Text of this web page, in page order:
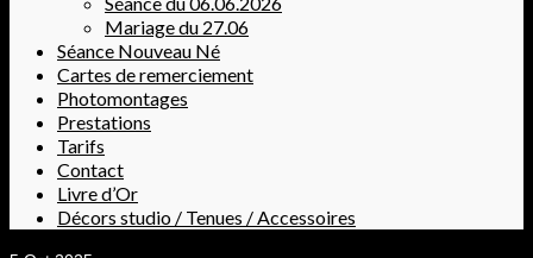
Mariage du 27.06
Séance Nouveau Né
Cartes de remerciement
Photomontages
Prestations
Tarifs
Contact
Livre d’Or
Décors studio / Tenues / Accessoires